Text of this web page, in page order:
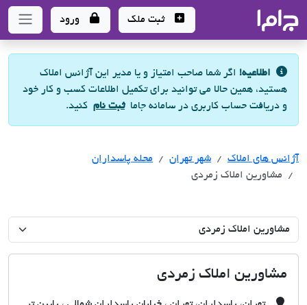
- سامانه جامع املاک و مشاورین املاک
ثبت ملک ورود
اطلاعیه! اگر شما صاحب امتیاز و یا مدیر این آژانس املاک
هستید، همین حالا می توانید برای تکمیل اطلاعات کسب و کار خود
و دریافت حساب کاربری در سامانه جاماثبت نام کنید.
آژانس های املاک آژانس های املاک
شهر تهران آژانس های املاک
محله پاسداران
مشاورین املاک زمردی
مشاورین املاک زمردی